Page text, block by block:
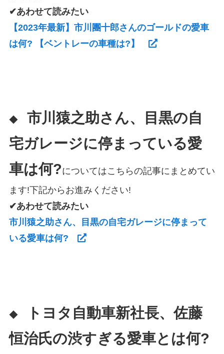
✔あわせて読みたい
【2023年最新】市川團十郎さんのゴールドの愛車
は何? 【ベントレーの車種は?】
◆ 市川猿之助さん、目黒の自
宅ガレージに停まっている愛
車は何?についてはこちらの記事にまとめてい
ます!下記からお進みください!
✔あわせて読みたい
市川猿之助さん、目黒の自宅ガレージに停まって
いる愛車は何?
◆
トヨタ自動車新社長、佐藤
恒治氏の渋すぎる愛車とは何?